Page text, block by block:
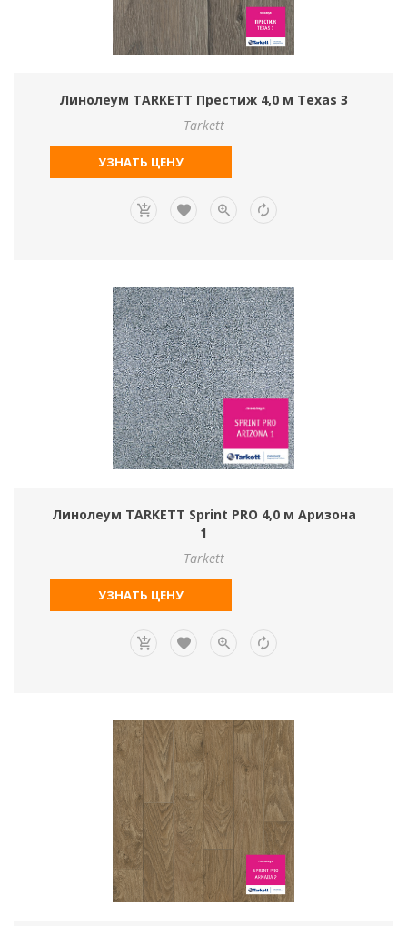
Линолеум TARKETT Престиж 4,0 м Texas 3
Tarkett
УЗНАТЬ ЦЕНУ
Линолеум TARKETT Sprint PRO 4,0 м Аризона
1
Tarkett
УЗНАТЬ ЦЕНУ